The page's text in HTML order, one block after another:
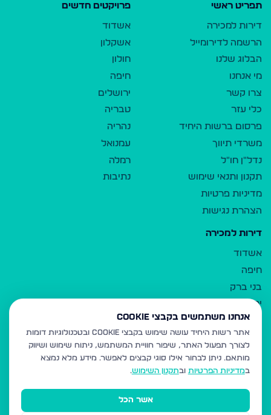
תפריט ראשי
דירות למכירה
הרשמה לדירומייל
הבלוג שלנו
מי אנחנו
צרו קשר
כלי עזר
פרסום ברשות היחיד
משרדי תיווך
נדל"ן חו"ל
תקנון ותנאי שימוש
מדיניות פרטיות
הצהרת נגישות
פרויקטים חדשים
אשדוד
אשקלון
חולון
חיפה
ירושלים
טבריה
נהריה
עמנואל
רמלה
נתיבות
דירות למכירה
אשדוד
חיפה
בני ברק
ירושלים
אלעד
גבעת זאב
בית שמש
רכסים
מודיעין עילית
אנחנו משתמשים בקבצי Cookie
אתר רשות היחיד עושה שימוש בקבצי Cookie ובטכנולוגיות דומות
לצורך תפעול האתר, שיפור חוויית המשתמש, ניתוח שימוש ושיווק
מותאם. ניתן לבחור אילו סוגי קבצים לאפשר. מידע מלא נמצא
במדיניות הפרטיות ובתקנון השימוש.
אשר הכל